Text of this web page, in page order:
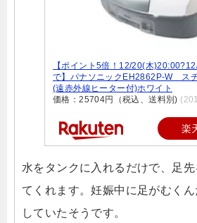
【ポイント5倍！12/20(木
で】パナソニックEH2862P-W ス
(遠赤外線ヒーター付)ホワイト
価格：25704円（税込、送料別)
楽
水をタンクに入れるだけで、足
てくれます。妊娠中に足がむく
していたそうです。